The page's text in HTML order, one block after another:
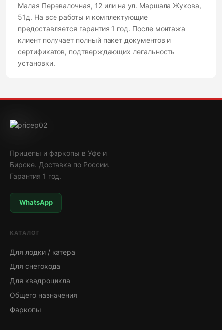
Малая Перевалочная, 12 или на ул. Маршала Жукова,
51д. На все работы и комплектующие
предоставляется гарантия 1 год. После монтажа
клиент получает полный пакет документов и
сертификатов, подтверждающих легальность
установки.
Прицепы и фаркопы в Уфе и
Бирске. Доставка по России.
Гарантия 1 год.
WhatsApp
КАТАЛОГ
Для лодки / катера
Для снегохода
Для квадроцикла
Общего назначения
Фаркопы